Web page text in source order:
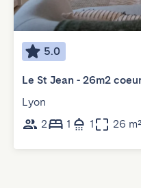
5.0
Le St Jean - 26m2
Lyon
2
1 1 26 m²